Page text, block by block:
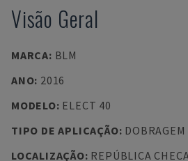
Visão Geral
MARCA: BLM
ANO: 2016
MODELO: ELECT 40
TIPO DE APLICAÇÃO: DOBRAGEM
LOCALIZAÇÃO: REPÚBLICA